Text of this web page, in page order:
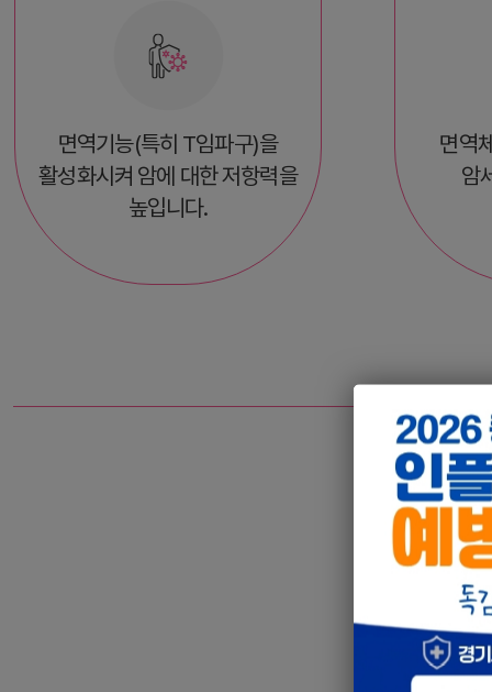
면역기능(특히 T임파구)을
활성화시켜 암에 대한 저항력을
높입니다.
면역
암
미